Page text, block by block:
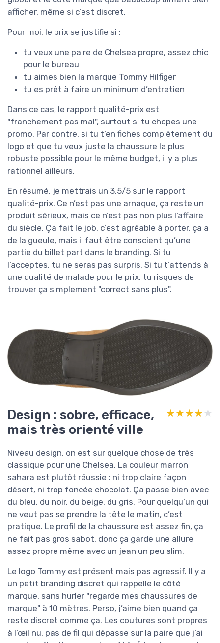
afficher, même si c’est discret.
Pour moi, le prix se justifie si :
tu veux une paire de Chelsea propre, assez chic
pour le bureau
tu aimes bien la marque Tommy Hilfiger
tu es prêt à faire un minimum d’entretien
Dans ce cas, le rapport qualité-prix est
"franchement pas mal", surtout si tu chopes une
promo. Par contre, si tu t’en fiches complètement du
logo et que tu veux juste la chaussure la plus
robuste possible pour le même budget, il y a plus
rationnel ailleurs.
En résumé, je mettrais un 3,5/5 sur le rapport
qualité-prix. Ce n’est pas une arnaque, ça reste un
produit sérieux, mais ce n’est pas non plus l’affaire
du siècle. Ça fait le job, c’est agréable à porter, ça a
de la gueule, mais il faut être conscient qu’une
partie du billet part dans le branding. Si tu
l’acceptes, tu ne seras pas surpris. Si tu t’attends à
une qualité de malade pour le prix, tu risques de
trouver ça simplement "correct sans plus".
Design : sobre, efficace,
mais très orienté ville
★★★★★
★★★★★
Niveau design, on est sur quelque chose de très
classique pour une Chelsea. La couleur marron
sahara est plutôt réussie : ni trop claire façon
désert, ni trop foncée chocolat. Ça passe bien avec
du bleu, du noir, du beige, du gris. Pour quelqu’un qui
ne veut pas se prendre la tête le matin, c’est
pratique. Le profil de la chaussure est assez fin, ça
ne fait pas gros sabot, donc ça garde une allure
assez propre même avec un jean un peu slim.
Le logo Tommy est présent mais pas agressif. Il y a
un petit branding discret qui rappelle le côté
marque, sans hurler "regarde mes chaussures de
marque" à 10 mètres. Perso, j’aime bien quand ça
reste discret comme ça. Les coutures sont propres
à l’œil nu, pas de fil qui dépasse sur la paire que j’ai